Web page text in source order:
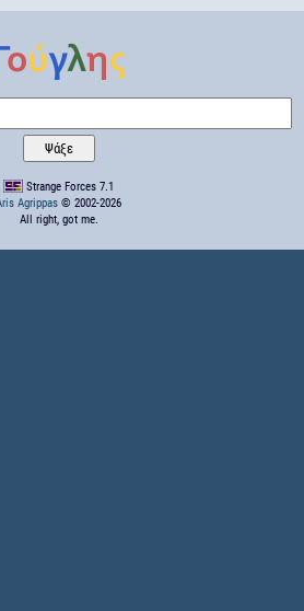
Strange Forces 7.1
Agrippas © 2002-2026
All right, got me.